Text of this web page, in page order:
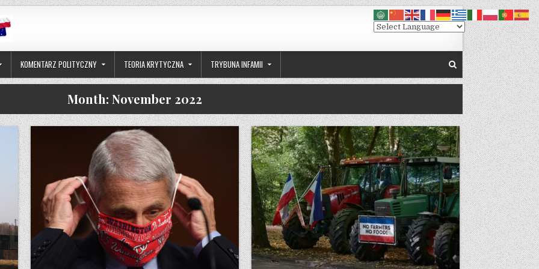
KOMENTARZ POLITYCZNY TEORIA KRYTYCZNA TRYBUNA INFAMII
Month: November 2022